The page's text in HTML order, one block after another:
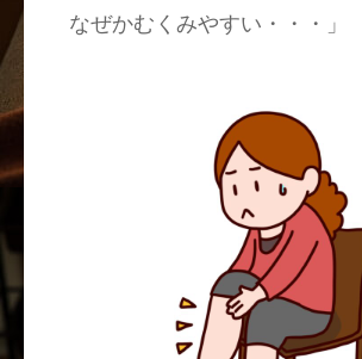
なぜかむくみやすい・・・ 」